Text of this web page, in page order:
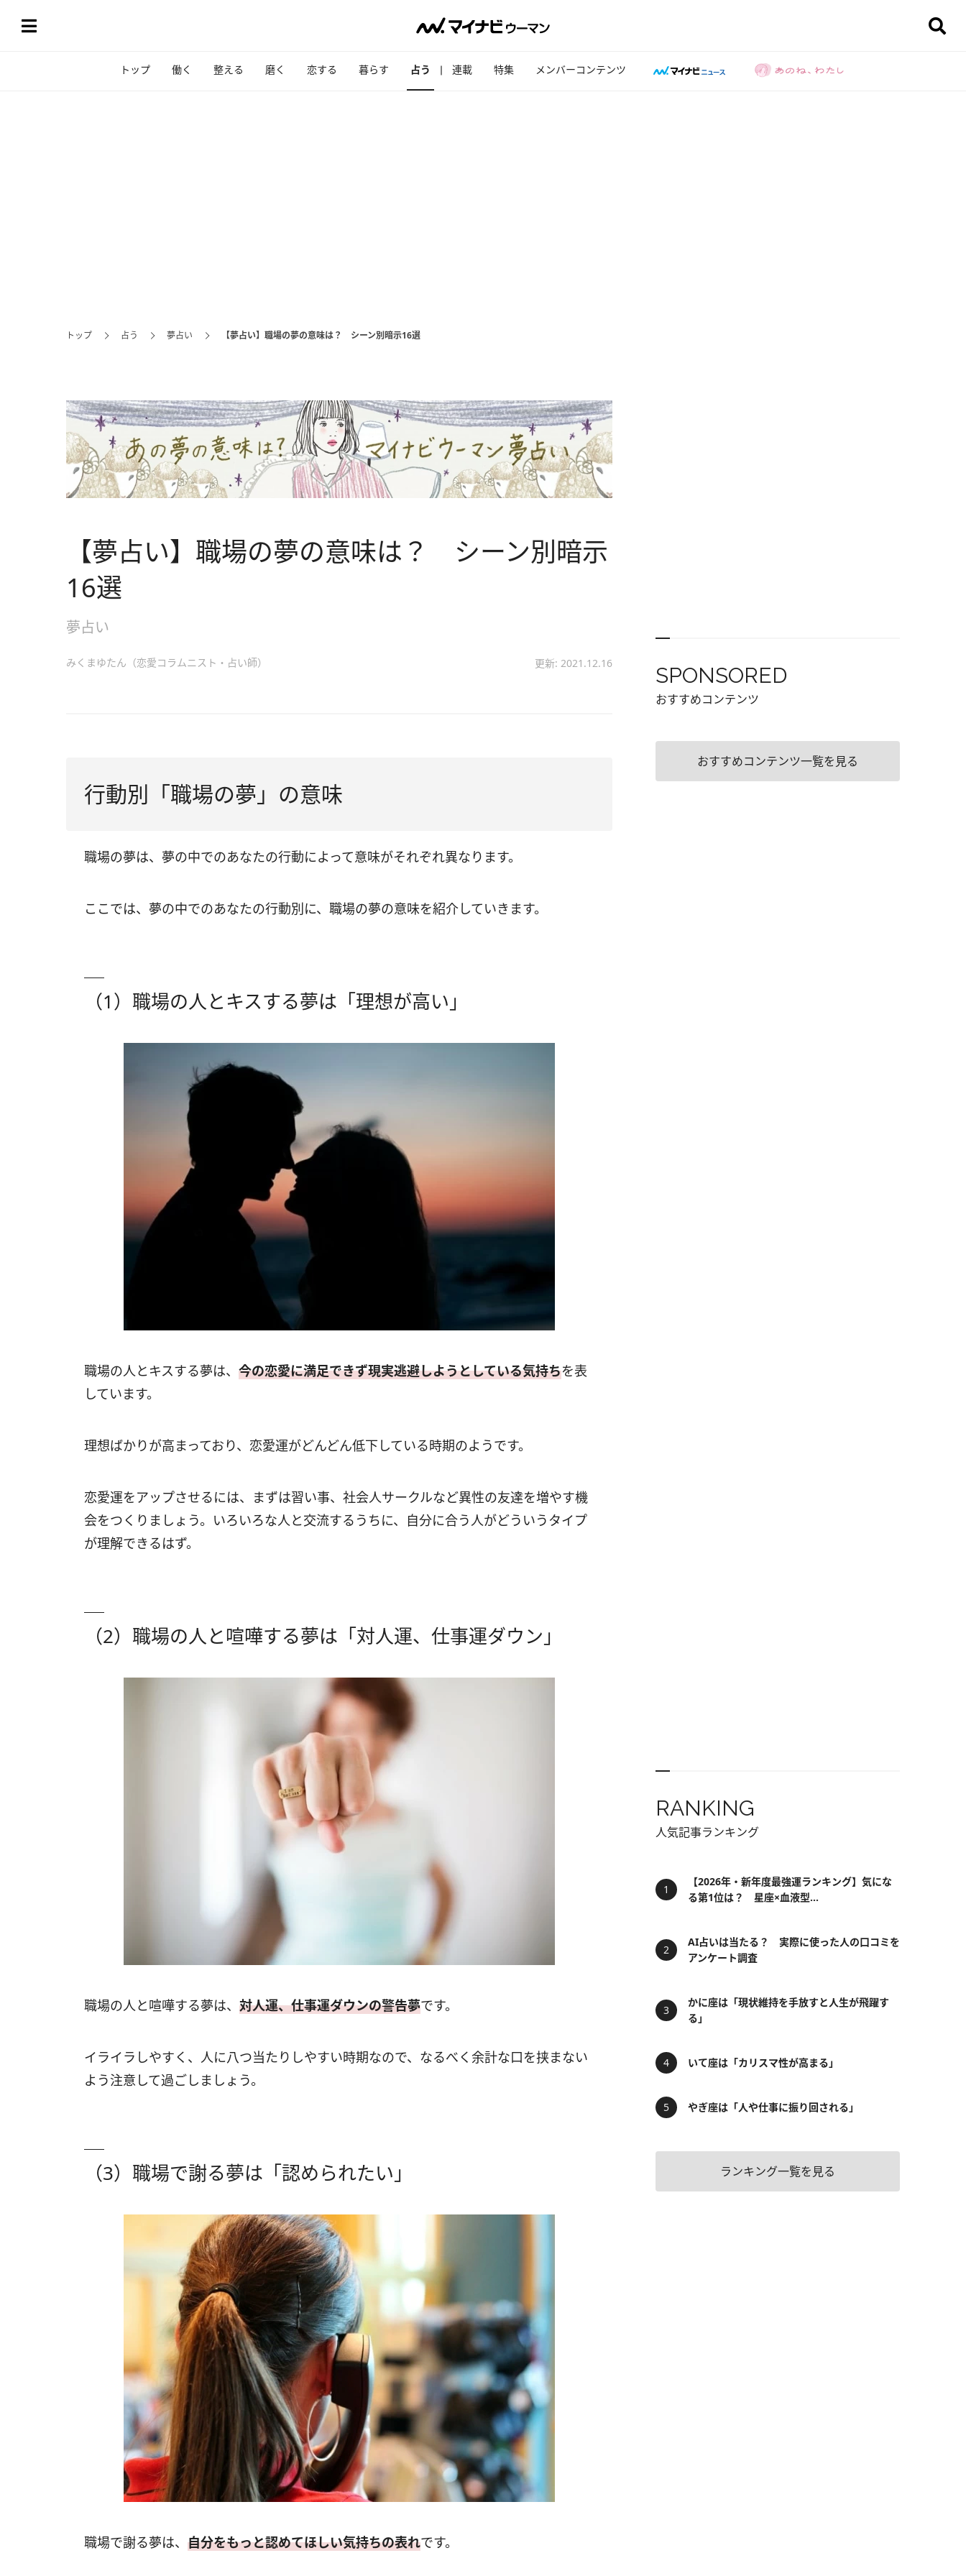
トップ 働く 整える 磨く 恋する 暮らす 占う 連載 特集 メンバーコンテンツ
トップ 占う 夢占い 【夢占い】職場の夢の意味は？ シーン別暗示16選
【夢占い】職場の夢の意味は？ シーン別暗示
16選
夢占い
みくまゆたん（恋愛コラムニスト・占い師） 更新: 2021.12.16
行動別「職場の夢」の意味
職場の夢は、夢の中でのあなたの行動によって意味がそれぞれ異なります。
ここでは、夢の中でのあなたの行動別に、職場の夢の意味を紹介していきます。
（1）職場の人とキスする夢は「理想が高い」
職場の人とキスする夢は、 今の恋愛に満足できず現実逃避しようとしている気持ちを表
しています。
理想ばかりが高まっており、恋愛運がどんどん低下している時期のようです。
恋愛運をアップさせるには、まずは習い事、社会人サークルなど異性の友達を増やす機
会をつくりましょう。いろいろな人と交流するうちに、自分に合う人がどういうタイプ
が理解できるはず。
（2）職場の人と喧嘩する夢は「対人運、仕事運ダウン」
職場の人と喧嘩する夢は、 対人運、仕事運ダウンの警告夢です。
イライラしやすく、人に八つ当たりしやすい時期なので、なるべく余計な口を挟まない
よう注意して過ごしましょう。
（3）職場で謝る夢は「認められたい」
職場で謝る夢は、 自分をもっと認めてほしい気持ちの表れです。
SPONSORED
おすすめコンテンツ
おすすめコンテンツ一覧を見る
RANKING
人気記事ランキング
【2026年・新年度最強運ランキング】気にな
る第1位は？ 星座×血液型...
AI占いは当たる？ 実際に使った人の口コミを
アンケート調査
かに座は「現状維持を手放すと人生が飛躍す
る」
いて座は「カリスマ性が高まる」
やぎ座は「人や仕事に振り回される」
ランキング一覧を見る